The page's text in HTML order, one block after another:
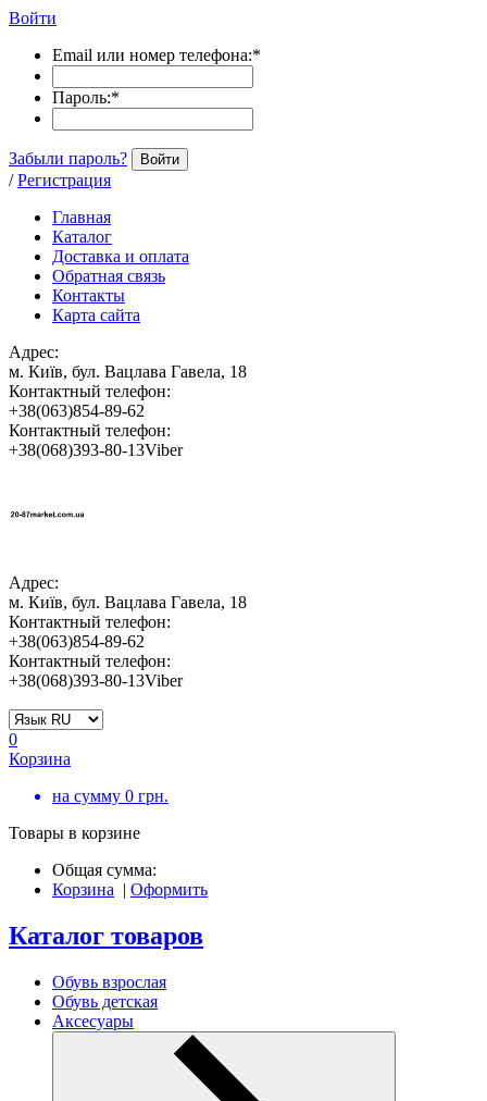
Войти
Email или номер телефона:*
Пароль:*
Забыли пароль? Войти
/ Регистрация
Главная
Каталог
Доставка и оплата
Обратная связь
Контакты
Карта сайта
Адрес:
м. Київ, бул. Вацлава Гавела, 18
Контактный телефон:
+38(063)854-89-62
Контактный телефон:
+38(068)393-80-13Viber
Адрес:
м. Київ, бул. Вацлава Гавела, 18
Контактный телефон:
+38(063)854-89-62
Контактный телефон:
+38(068)393-80-13Viber
0
Корзина
на сумму 0 грн.
Товары в корзине
Общая сумма:
Корзина | Оформить
Каталог товаров
Обувь взрослая
Обувь детская
Аксесуары